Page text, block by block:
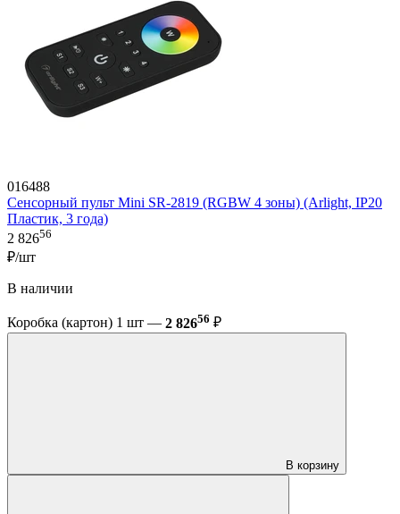
016488
Сенсорный пульт Mini SR-2819 (RGBW 4 зоны) (Arlight, IP20
Пластик, 3 года)
2 82656
₽/шт
В наличии
Коробка (картон) 1 шт — 2 82656 ₽
В корзину